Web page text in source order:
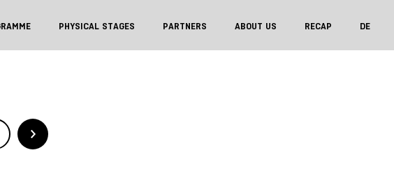
PHYSICAL STAGES PARTNERS ABOUT US RECAP DE